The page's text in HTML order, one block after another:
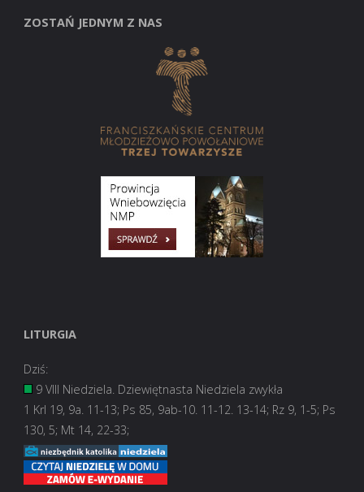
ZOSTAŃ JEDNYM Z NAS
LITURGIA
Dziś:
9 VIII Niedziela. Dziewiętnasta Niedziela zwykła
1 Krl 19, 9a. 11-13; Ps 85, 9ab-10. 11-12. 13-14; Rz 9, 1-5; Ps
130, 5; Mt 14, 22-33;